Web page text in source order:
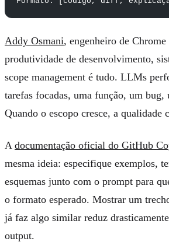
Addy Osmani, engenheiro de
produtividade de desenvolvimento,
scope management é tudo. LLMs
tarefas focadas, uma função, um bug,
Quando o escopo cresce, a qualidade
A documentação oficial do GitHub
mesma ideia: especifique exemplos,
esquemas junto com o prompt para
o formato esperado. Mostrar um
já faz algo similar reduz
output.